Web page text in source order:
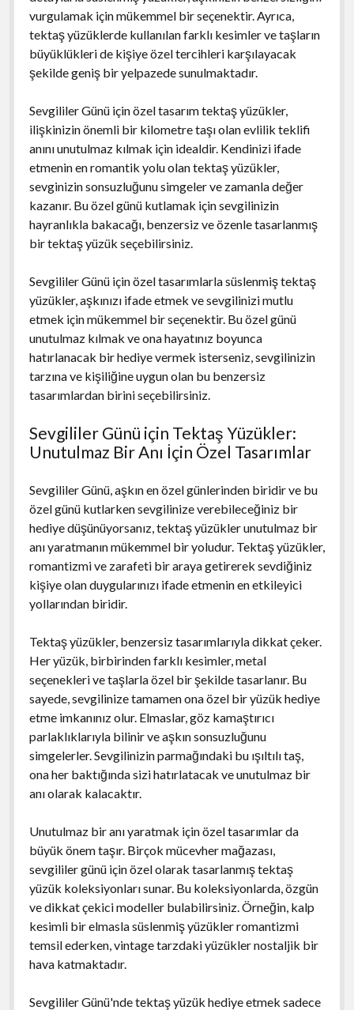
vurgulamak için mükemmel bir seçenektir. Ayrıca,
tektaş yüzüklerde kullanılan farklı kesimler ve taşların
büyüklükleri de kişiye özel tercihleri karşılayacak
şekilde geniş bir yelpazede sunulmaktadır.
Sevgililer Günü için özel tasarım tektaş yüzükler,
ilişkinizin önemli bir kilometre taşı olan evlilik teklifi
anını unutulmaz kılmak için idealdir. Kendinizi ifade
etmenin en romantik yolu olan tektaş yüzükler,
sevginizin sonsuzluğunu simgeler ve zamanla değer
kazanır. Bu özel günü kutlamak için sevgilinizin
hayranlıkla bakacağı, benzersiz ve özenle tasarlanmış
bir tektaş yüzük seçebilirsiniz.
Sevgililer Günü için özel tasarımlarla süslenmiş tektaş
yüzükler, aşkınızı ifade etmek ve sevgilinizi mutlu
etmek için mükemmel bir seçenektir. Bu özel günü
unutulmaz kılmak ve ona hayatınız boyunca
hatırlanacak bir hediye vermek isterseniz, sevgilinizin
tarzına ve kişiliğine uygun olan bu benzersiz
tasarımlardan birini seçebilirsiniz.
Sevgililer Günü için Tektaş Yüzükler:
Unutulmaz Bir Anı İçin Özel Tasarımlar
Sevgililer Günü, aşkın en özel günlerinden biridir ve bu
özel günü kutlarken sevgilinize verebileceğiniz bir
hediye düşünüyorsanız, tektaş yüzükler unutulmaz bir
anı yaratmanın mükemmel bir yoludur. Tektaş yüzükler,
romantizmi ve zarafeti bir araya getirerek sevdiğiniz
kişiye olan duygularınızı ifade etmenin en etkileyici
yollarından biridir.
Tektaş yüzükler, benzersiz tasarımlarıyla dikkat çeker.
Her yüzük, birbirinden farklı kesimler, metal
seçenekleri ve taşlarla özel bir şekilde tasarlanır. Bu
sayede, sevgilinize tamamen ona özel bir yüzük hediye
etme imkanınız olur. Elmaslar, göz kamaştırıcı
parlaklıklarıyla bilinir ve aşkın sonsuzluğunu
simgelerler. Sevgilinizin parmağındaki bu ışıltılı taş,
ona her baktığında sizi hatırlatacak ve unutulmaz bir
anı olarak kalacaktır.
Unutulmaz bir anı yaratmak için özel tasarımlar da
büyük önem taşır. Birçok mücevher mağazası,
sevgililer günü için özel olarak tasarlanmış tektaş
yüzük koleksiyonları sunar. Bu koleksiyonlarda, özgün
ve dikkat çekici modeller bulabilirsiniz. Örneğin, kalp
kesimli bir elmasla süslenmiş yüzükler romantizmi
temsil ederken, vintage tarzdaki yüzükler nostaljik bir
hava katmaktadır.
Sevgililer Günü'nde tektaş yüzük hediye etmek sadece